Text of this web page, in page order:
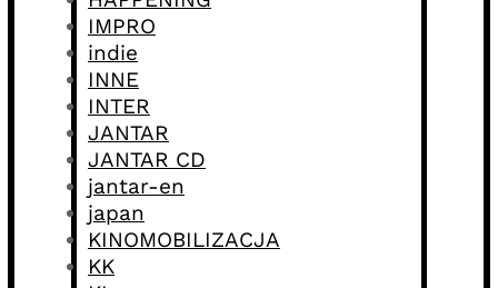
IMPRO
indie
INNE
INTER
JANTAR
JANTAR CD
jantar-en
japan
KINOMOBILIZACJA
KK